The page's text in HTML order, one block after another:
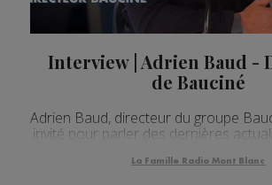
Interview | Adrien Baud -
de Bauciné
Adrien Baud, directeur du groupe
invité pour parler des dernières
La Famille Radio Mont Blanc